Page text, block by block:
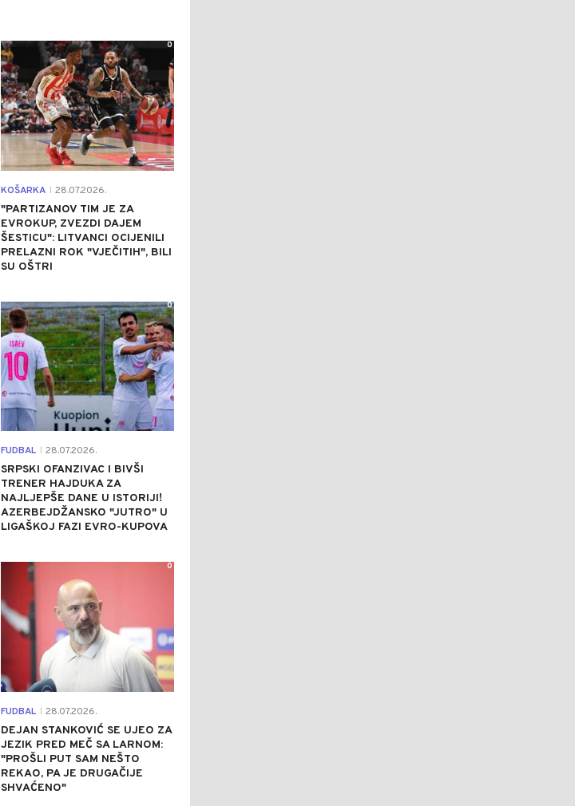
KOŠARKA 28.07.2026.
"PARTIZANOV TIM JE ZA
EVROKUP, ZVEZDI DAJEM
ŠESTICU": LITVANCI OCIJENILI
PRELAZNI ROK "VJEČITIH", BILI
SU OŠTRI
0
FUDBAL 28.07.2026.
SRPSKI OFANZIVAC I BIVŠI
TRENER HAJDUKA ZA
NAJLJEPŠE DANE U ISTORIJI!
AZERBEJDŽANSKO "JUTRO" U
LIGAŠKOJ FAZI EVRO-KUPOVA
0
FUDBAL 28.07.2026.
DEJAN STANKOVIĆ SE UJEO ZA
JEZIK PRED MEČ SA LARNOM:
"PROŠLI PUT SAM NEŠTO
REKAO, PA JE DRUGAČIJE
SHVAĆENO"
0